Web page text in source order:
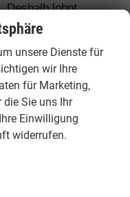
Deshalb lohnt
achtet
sindLED-
tronic, quattro,
Sitzheizung,
Apple
unsere Dienste für
wir Ihre
für Marketing,
Sie uns Ihr
Einwilligung
widerrufen.